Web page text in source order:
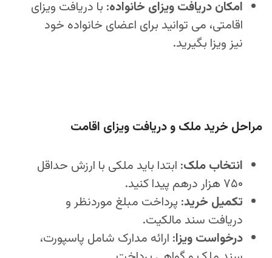
امکان دریافت ویزای خانواده: با دریافت ویزای
اقامتی، می‌ توانید برای اعضای خانواده خود
نیز ویزا بگیرید.
مراحل خرید ملک و دریافت ویزای اقامت
انتخاب ملک: ابتدا باید ملکی با ارزش حداقل
۷۵۰ هزار درهم پیدا کنید.
تکمیل خرید: پرداخت مبلغ موردنظر و
دریافت سند مالکیت.
درخواست ویزا: ارائه مدارک شامل پاسپورت،